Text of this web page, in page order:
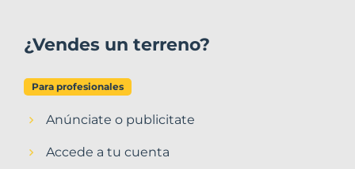
¿Vendes un terreno?
Para profesionales
Anúnciate o publicitate
Accede a tu cuenta